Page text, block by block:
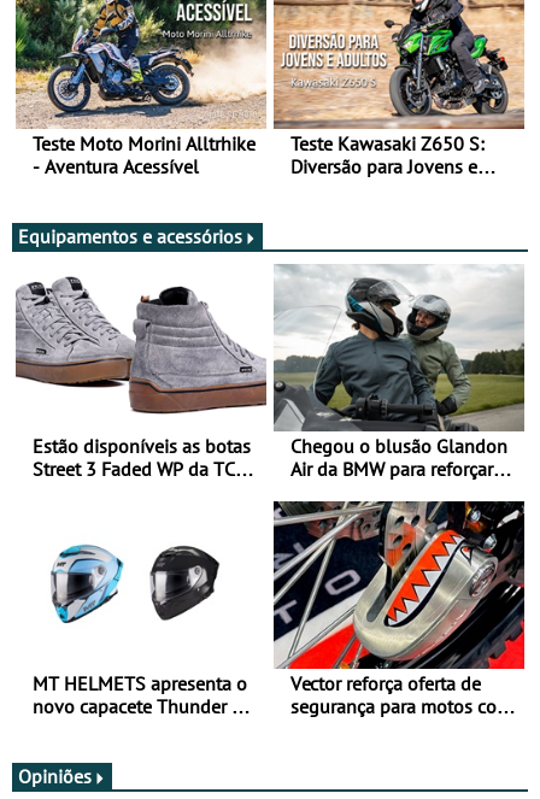
Teste Moto Morini Alltrhike
- Aventura Acessível
Teste Kawasaki Z650 S:
Diversão para Jovens e
Equipamentos e acessórios
Estão disponíveis as botas
Street 3 Faded WP da TCX
Chegou o blusão Glandon
Air da BMW para reforçar
verão
MT HELMETS apresenta o
novo capacete Thunder 4 R
Vector reforça oferta de
segurança para motos com
Opiniões